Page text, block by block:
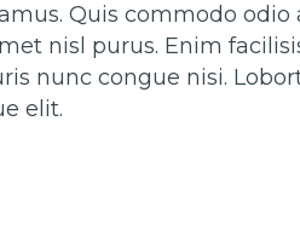
Quis commodo
nisl purus. Enim
nunc congue nisi.
elit.